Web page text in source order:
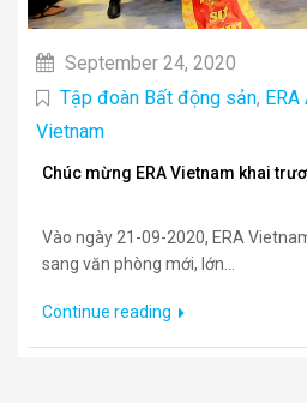
September 24, 2020
Tập đoàn Bất động sản,
Vietnam
Chúc mừng ERA Vietnam khai
Vào ngày 21-09-2020, ERA
sang văn phòng mới, lớn...
Continue reading